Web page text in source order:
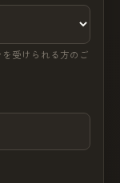
受けられる方のご